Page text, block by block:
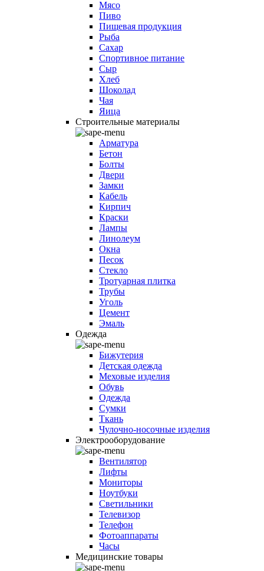
Мясо
Пиво
Пищевая продукция
Рыба
Сахар
Спортивное питание
Сыр
Хлеб
Шоколад
Чая
Яица
Строительные материалы
Арматура
Бетон
Болты
Двери
Замки
Кабель
Кирпич
Краски
Лампы
Линолеум
Окна
Песок
Стекло
Тротуарная плитка
Трубы
Уголь
Цемент
Эмаль
Одежда
Бижутерия
Детская одежда
Меховые изделия
Обувь
Одежда
Сумки
Ткань
Чулочно-носочные изделия
Электрооборудование
Вентилятор
Лифты
Мониторы
Ноутбуки
Светильники
Телевизор
Телефон
Фотоаппараты
Часы
Медицинские товары